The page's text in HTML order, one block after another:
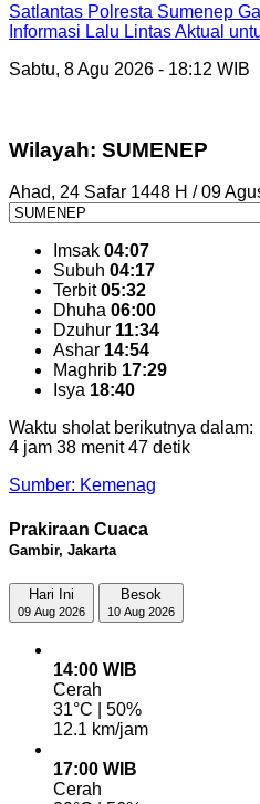
Satlantas Polresta Sumenep
Informasi Lalu Lintas Aktual
Sabtu, 8 Agu 2026 - 18:12 WIB
Wilayah: SUMENEP
Ahad, 24 Safar 1448 H / 09
Imsak 04:07
Subuh 04:17
Terbit05:32
Dhuha 06:00
Dzuhur 11:34
Ashar 14:54
Maghrib 17:29
Isya 18:40
Waktu sholat berikutnya dalam:
4 jam 38 menit 46 detik
Sumber: Kemenag
Prakiraan Cuaca
Gambir, Jakarta
Hari Ini
09 Aug 2026
Besok
10 Aug 2026
14:00 WIB
Cerah
31°C | 50%
12.1 km/jam
17:00 WIB
Cerah